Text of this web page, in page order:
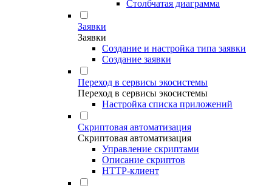
Столбчатая диаграмма
Заявки
Заявки
Создание и настройка типа заявки
Создание заявки
Переход в сервисы экосистемы
Переход в сервисы экосистемы
Настройка списка приложений
Скриптовая автоматизация
Скриптовая автоматизация
Управление скриптами
Описание скриптов
HTTP-клиент